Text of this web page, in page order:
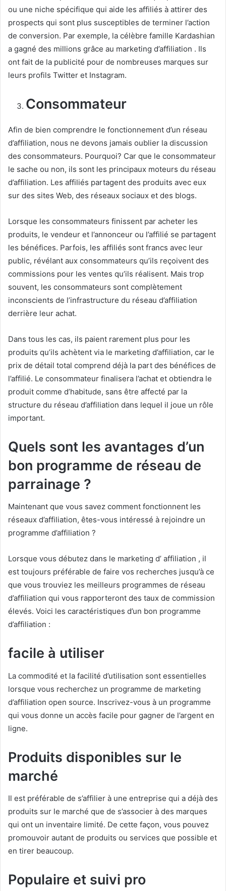
ou une niche spécifique qui aide les affiliés à attirer des
prospects qui sont plus susceptibles de terminer l’action
de conversion. Par exemple, la célèbre famille Kardashian
a gagné des millions grâce au marketing d’affiliation . Ils
ont fait de la publicité pour de nombreuses marques sur
leurs profils Twitter et Instagram.
Consommateur
Afin de bien comprendre le fonctionnement d’un réseau
d’affiliation, nous ne devons jamais oublier la discussion
des consommateurs. Pourquoi? Car que le consommateur
le sache ou non, ils sont les principaux moteurs du réseau
d’affiliation. Les affiliés partagent des produits avec eux
sur des sites Web, des réseaux sociaux et des blogs.
Lorsque les consommateurs finissent par acheter les
produits, le vendeur et l’annonceur ou l’affilié se partagent
les bénéfices. Parfois, les affiliés sont francs avec leur
public, révélant aux consommateurs qu’ils reçoivent des
commissions pour les ventes qu’ils réalisent. Mais trop
souvent, les consommateurs sont complètement
inconscients de l’infrastructure du réseau d’affiliation
derrière leur achat.
Dans tous les cas, ils paient rarement plus pour les
produits qu’ils achètent via le marketing d’affiliation, car le
prix de détail total comprend déjà la part des bénéfices de
l’affilié. Le consommateur finalisera l’achat et obtiendra le
produit comme d’habitude, sans être affecté par la
structure du réseau d’affiliation dans lequel il joue un rôle
important.
Quels sont les avantages d’un
bon programme de réseau de
parrainage ?
Maintenant que vous savez comment fonctionnent les
réseaux d’affiliation, êtes-vous intéressé à rejoindre un
programme d’affiliation ?
Lorsque vous débutez dans le marketing d’ affiliation , il
est toujours préférable de faire vos recherches jusqu’à ce
que vous trouviez les meilleurs programmes de réseau
d’affiliation qui vous rapporteront des taux de commission
élevés. Voici les caractéristiques d’un bon programme
d’affiliation :
facile à utiliser
La commodité et la facilité d’utilisation sont essentielles
lorsque vous recherchez un programme de marketing
d’affiliation open source. Inscrivez-vous à un programme
qui vous donne un accès facile pour gagner de l’argent en
ligne.
Produits disponibles sur le
marché
Il est préférable de s’affilier à une entreprise qui a déjà des
produits sur le marché que de s’associer à des marques
qui ont un inventaire limité. De cette façon, vous pouvez
promouvoir autant de produits ou services que possible et
en tirer beaucoup.
Populaire et suivi pro